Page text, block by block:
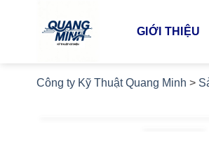
GIỚI THIỆU
Công ty Kỹ Thuật Quang Minh >